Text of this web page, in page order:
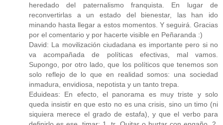
heredado del paternalismo franquista. En lugar de
reconvertirlas a un estado del bienestar, las han ido
minando hasta llegar a estos momentos. Y seguirá. Gracias
por el comentario y por hacerte visible en Peñaranda :)
David: La movilización ciudadana es importante pero si no
va acompañada de políticas efectivas, mal vamos.
Supongo, por otro lado, que los políticos que tenemos son
solo reflejo de lo que en realidad somos: una sociedad
inmadura, envidiosa, nepotista y un tanto trepa.
Eduideas: En efecto, el panorama es muy triste y solo
queda insistir en que esto no es una crisis, sino un timo (ni
siquiera merece el grado de estafa), y que el verbo para